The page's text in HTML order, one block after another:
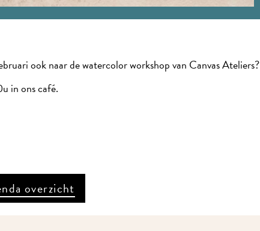
ook naar de watercolor workshop van Canvas Ateliers?
in ons café.
overzicht